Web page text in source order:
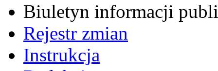
Biuletyn informacji
Rejestr zmian
Instrukcja